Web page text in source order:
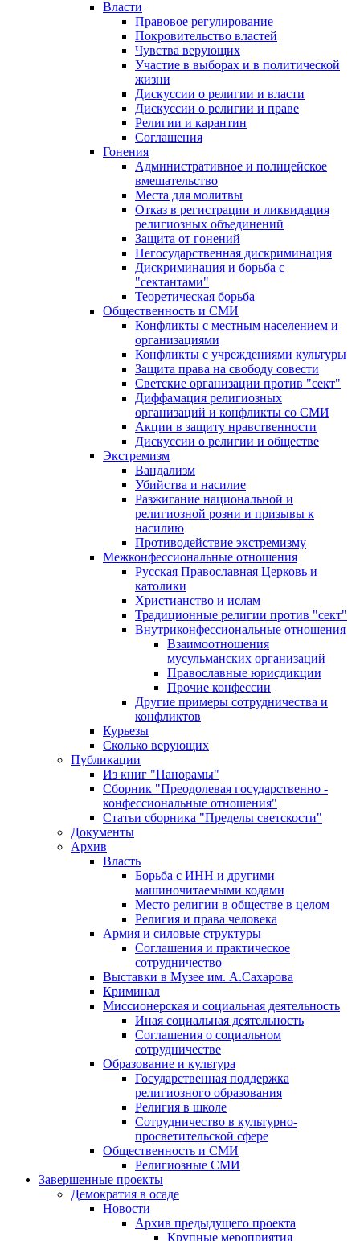
Власти
Правовое регулирование
Покровительство властей
Чувства верующих
Участие в выборах и в политической
жизни
Дискуссии о религии и власти
Дискуссии о религии и праве
Религии и карантин
Соглашения
Гонения
Административное и полицейское
вмешательство
Места для молитвы
Отказ в регистрации и ликвидация
религиозных объединений
Защита от гонений
Негосударственная дискриминация
Дискриминация и борьба с
"сектантами"
Теоретическая борьба
Общественность и СМИ
Конфликты с местным населением и
организациями
Конфликты с учреждениями культуры
Защита права на свободу совести
Светские организации против "сект"
Диффамация религиозных
организаций и конфликты со СМИ
Акции в защиту нравственности
Дискуссии о религии и обществе
Экстремизм
Вандализм
Убийства и насилие
Разжигание национальной и
религиозной розни и призывы к
насилию
Противодействие экстремизму
Межконфессиональные отношения
Русская Православная Церковь и
католики
Христианство и ислам
Традиционные религии против "сект"
Внутриконфессиональные отношения
Взаимоотношения
мусульманских организаций
Православные юрисдикции
Прочие конфессии
Другие примеры сотрудничества и
конфликтов
Курьезы
Сколько верующих
Публикации
Из книг "Панорамы"
Сборник "Преодолевая государственно -
конфессиональные отношения"
Статьи сборника "Пределы светскости"
Документы
Архив
Власть
Борьба с ИНН и другими
машиночитаемыми кодами
Место религии в обществе в целом
Религия и права человека
Армия и силовые структуры
Соглашения и практическое
сотрудничество
Выставки в Музее им. А.Сахарова
Криминал
Миссионерская и социальная деятельность
Иная социальная деятельность
Соглашения о социальном
сотрудничестве
Образование и культура
Государственная поддержка
религиозного образования
Религия в школе
Сотрудничество в культурно-
просветительской сфере
Общественность и СМИ
Религиозные СМИ
Завершенные проекты
Демократия в осаде
Новости
Архив предыдущего проекта
Крупные мероприятия